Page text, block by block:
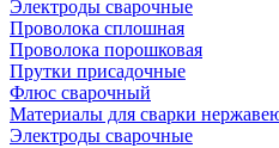
Электроды сварочные
Проволока сплошная
Проволока порошковая
Прутки присадочные
Флюс сварочный
Материалы для сварки
Электроды сварочные